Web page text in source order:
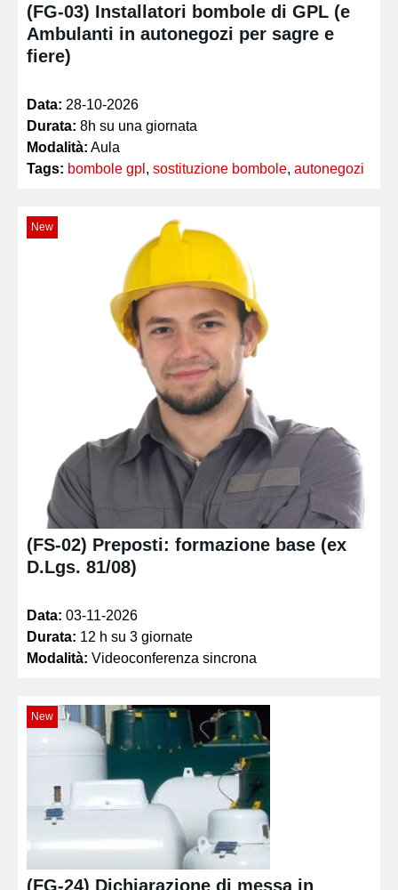
(FG-03) Installatori bombole di GPL (e
Ambulanti in autonegozi per sagre e
fiere)
Data: 28-10-2026
Durata: 8h su una giornata
Modalità: Aula
Tags: bombole gpl , sostituzione bombole, autonegozi
New
(FS-02) Preposti: formazione base (ex
D.Lgs. 81/08)
Data: 03-11-2026
Durata: 12 h su 3 giornate
Modalità: Videoconferenza sincrona
New
(FG-24) Dichiarazione di messa in